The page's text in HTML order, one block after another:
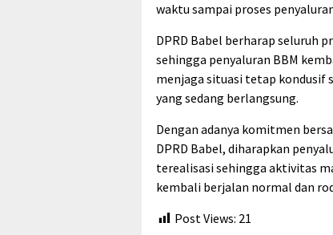
waktu sampai proses
DPRD Babel berharap seluruh
sehingga penyaluran BBM
menjaga situasi tetap kondusif
yang sedang berlangsung.
Dengan adanya komitmen
DPRD Babel, diharapkan
terealisasi sehingga aktivitas
kembali berjalan normal dan
Post Views: 21